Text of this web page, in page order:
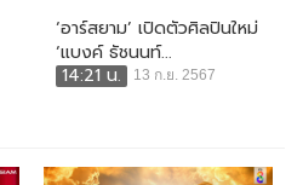
‘อาร์สยาม’ เปิดตัวศิลปินใหม่
‘แบงค์ ธัชนนท์...
14:21 น.
13 ก.ย. 2567